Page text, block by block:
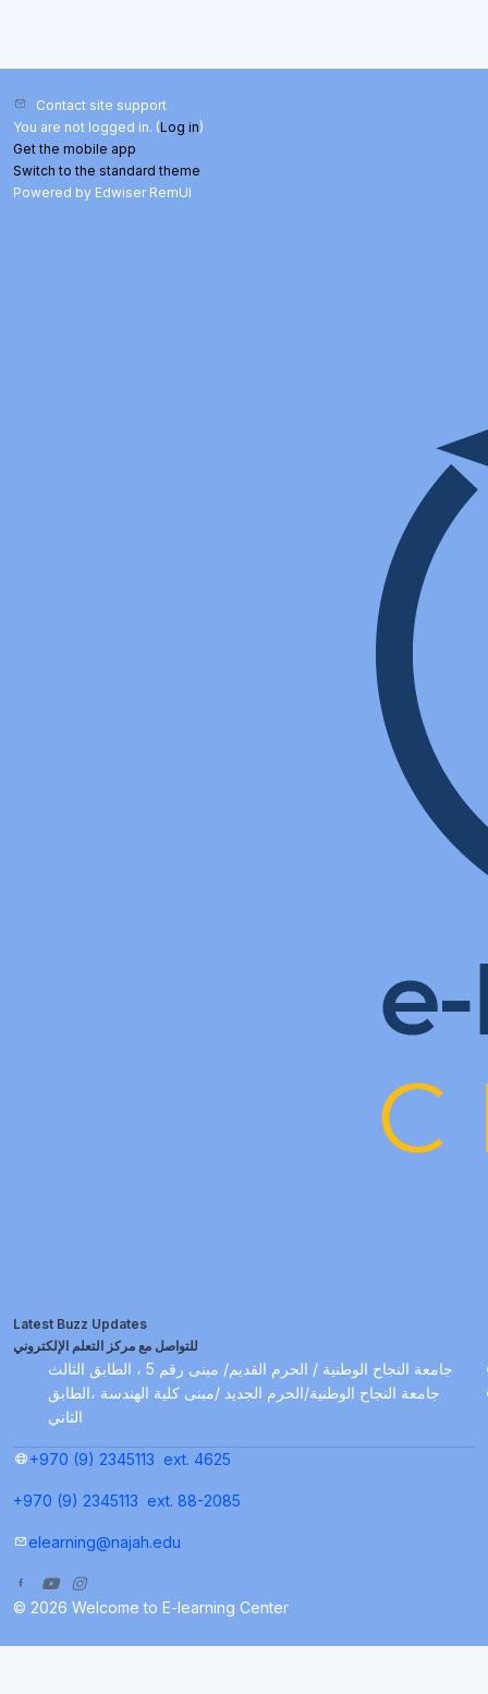
Contact site support
You are not logged in. (Log in)
Get the mobile app
Switch to the standard theme
Powered by Edwiser RemUI
Latest Buzz Updates
للتواصل مع مركز التعلم الإلكتروني
جامعة النجاح الوطنية / الحرم القديم/ مبنى رقم 5 ، الطابق الثالث
جامعة النجاح الوطنية/الحرم الجديد /مبنى كلية الهندسة ،الطابق
الثاني
+970 (9) 2345113 ext. 4625
+970 (9) 2345113 ext. 88-2085
elearning@najah.edu
© 2026 Welcome to E-learning Center